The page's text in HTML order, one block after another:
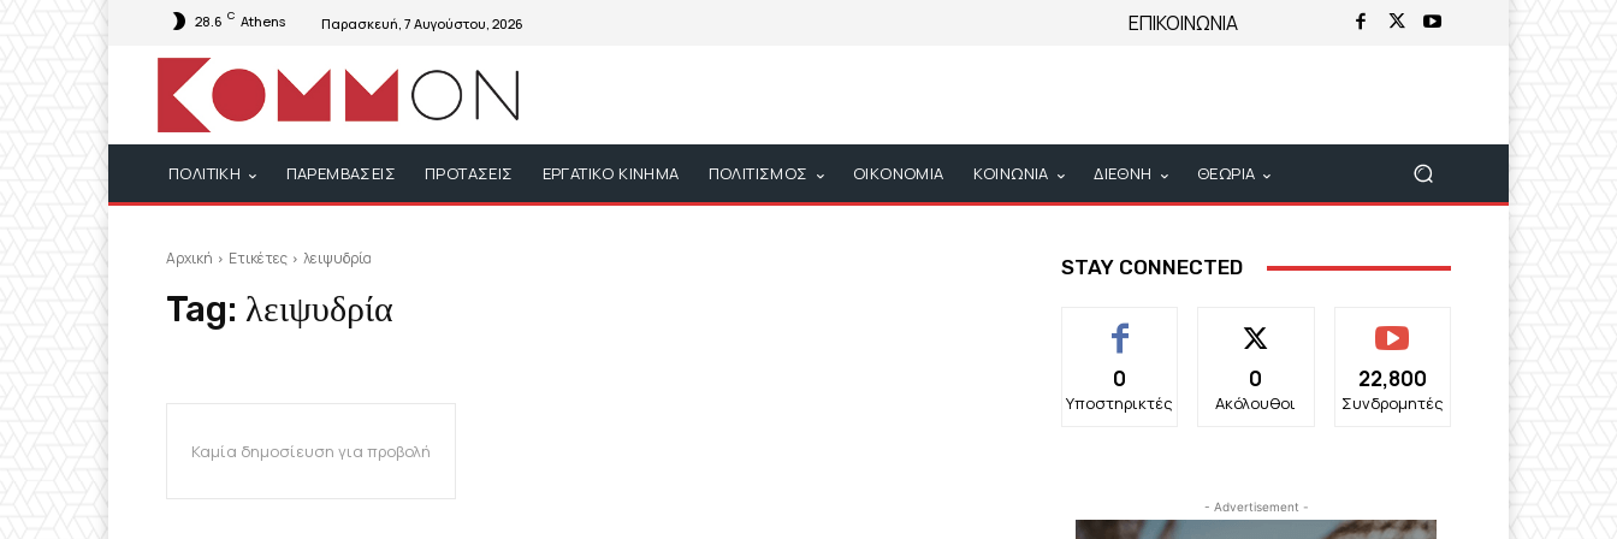
28.6 C Athens Παρασκευή, 7 Αυγούστου, 2026 ΕΠΙΚΟΙΝΩΝΙΑ
ΠΟΛΙΤΙΚΗ ΠΑΡΕΜΒΑΣΕΙΣ ΠΡΟΤΑΣΕΙΣ ΕΡΓΑΤΙΚΟ ΚΙΝΗΜΑ ΠΟΛΙΤΙΣΜΟΣ ΟΙΚΟΝΟΜΙΑ ΚΟΙΝΩΝΙΑ ΔΙΕΘΝΗ ΘΕΩΡΙΑ
Αρχική Ετικέτες λειψυδρία
Tag: λειψυδρία
Καμία δημοσίευση για προβολή
STAY CONNECTED
0
Υποστηρικτές
0
Ακόλουθοι
22,800
Συνδρομητές
- Advertisement -